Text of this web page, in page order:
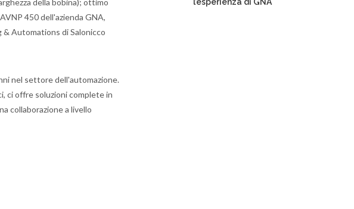
della bobina); ottimo
450 dell'azienda GNA,
Automations di Salonicco
nel settore dell'automazione.
ci offre soluzioni complete in
collaborazione a livello